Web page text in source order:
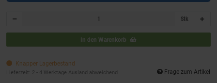
Stk
In den Warenkorb
Knapper Lagerbestand
Lieferzeit: 2 - 4 Werktage Ausland abweichend Frage zum Artikel